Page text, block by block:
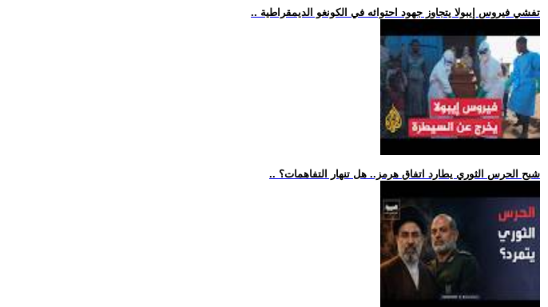
.. تفشي فيروس إيبولا يتجاوز جهود احتوائه في الكونغو الديمقراطية
.. شبح الحرس الثوري يطارد اتفاق هرمز.. هل تنهار التفاهمات؟